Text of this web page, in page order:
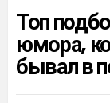
Топ
юмора,
бывал в